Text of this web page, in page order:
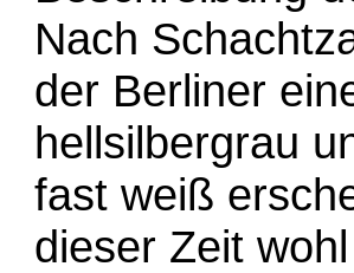
Nach
der Berliner
hellsilbergrau
fast weiß
dieser Zeit